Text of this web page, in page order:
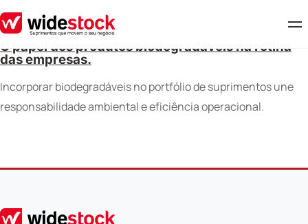
O papel dos produtos biodegradáveis na rotina
das empresas.
Incorporar biodegradáveis no portfólio de suprimentos une
responsabilidade ambiental e eficiência operacional.